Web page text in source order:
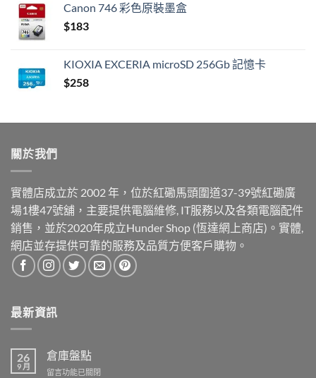
Canon 746 彩色原裝墨盒
$183
KIOXIA EXCERIA microSD 256Gb 記憶卡
$258
關於我們
實體店成立於 2002 年，位於紅磡馬頭圍道37-39號紅磡廣
場1樓47號舖，主要提供電腦維修, IT服務以及各類電腦配件
銷售，並於2020年成立Hunder Shop (恆達網上商店)。實體,
網店並存提供可靠的服務及品質方便客戶購物。
最新資訊
26
9 月
倉庫盤點
在
留言功能已關閉